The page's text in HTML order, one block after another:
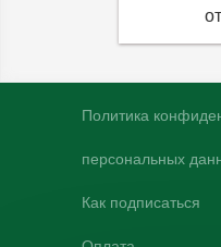
Политика
персональных
Как подписаться